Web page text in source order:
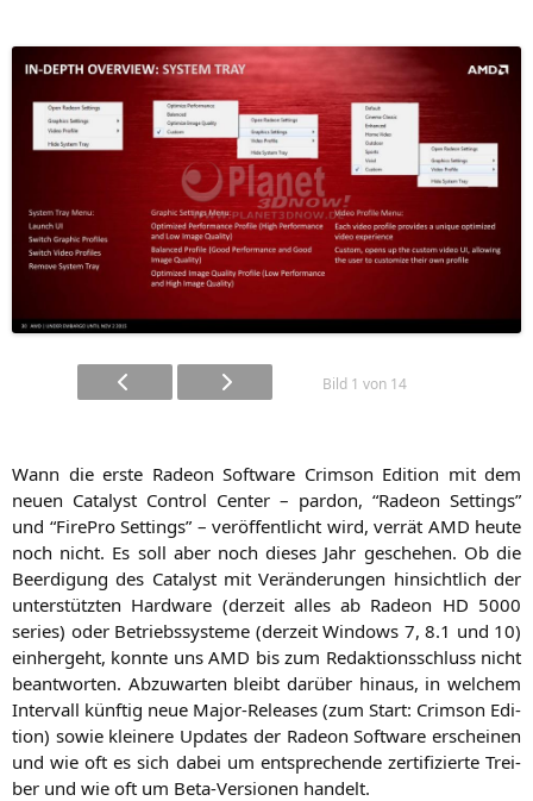
Bild 1 von 14
Wann die ers­te Rade­on Soft­ware Crims­on Edi­ti­on mit dem
neu­en Cata­lyst Con­trol Cen­ter – par­don, “Rade­on Set­tings”
und “Fire­Pro Set­tings” – ver­öf­fent­licht wird, ver­rät AMD heu­te
noch nicht. Es soll aber noch die­ses Jahr gesche­hen. Ob die
Beer­di­gung des Cata­lyst mit Ver­än­de­run­gen hin­sicht­lich der
unter­stütz­ten Hard­ware (der­zeit alles ab Rade­on HD 5000
series) oder Betriebs­sys­te­me (der­zeit Win­dows 7, 8.1 und 10)
ein­her­geht, konn­te unsAMD bis zum Redak­ti­ons­schluss nicht
beant­wor­ten. Abzu­war­ten bleibt dar­über hin­aus, in wel­chem
Inter­vall künf­tig neue Major-Releases (zum Start: Crims­on Edi­
ti­on) sowie klei­ne­re Updates der Rade­on Soft­ware erschei­nen
und wie oft es sich dabei um ent­spre­chen­de zer­ti­fi­zier­te Trei­
ber und wie oft um Beta-Ver­sio­nen handelt.